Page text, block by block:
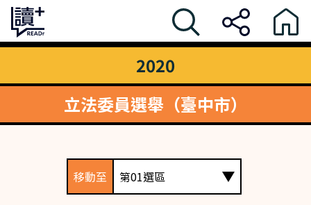
2020
立法委員選舉（臺中市）
移動至 第01選區